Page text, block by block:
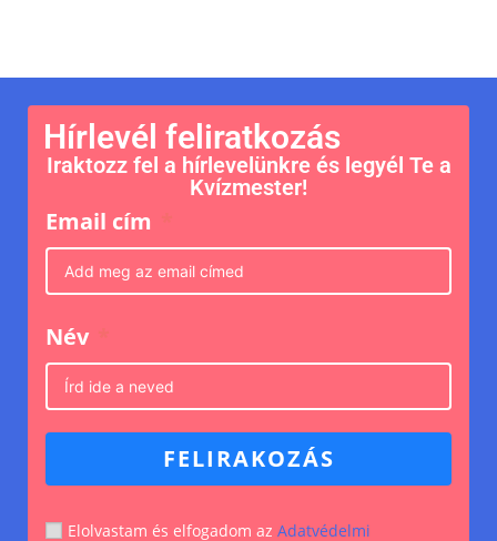
Hírlevél feliratkozás
Iraktozz fel a hírlevelünkre és legyél Te a
Kvízmester!
Email cím
Név
FELIRAKOZÁS
Elolvastam és elfogadom az Adatvédelmi